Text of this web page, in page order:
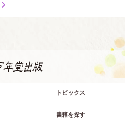
トピックス
書籍を探す